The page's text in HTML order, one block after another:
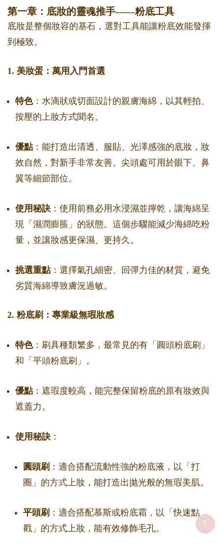
第一章：底妝的靈魂推手——粉底工具
底妝是整個妝容的基石，選對工具能讓粉底效能發揮
到極致。
1. 美妝蛋：萬用入門首選
特色：水滴狀或切面設計的親膚海綿，以其輕拍、
按壓的上妝方式聞名。
優點：能打造出清透、服貼、光澤感強的底妝，妝
效自然，對新手非常友善。尖頭處可用於眼下、鼻
翼等細節部位。
使用秘訣 ：使用前務必用水浸濕並擰乾，讓海綿呈
現「濕潤膨脹」的狀態。這個步驟能減少海綿吃粉
量，並讓妝感更保濕、更持久。
挑選重點：選擇氣孔細密、回彈力佳的材質，避免
劣質海綿導致膚況過敏。
2. 粉底刷：專業級無瑕妝感
特色：刷具種類繁多，最常見的有「圓頭粉底刷」
和「平頭粉底刷」。
優點：遮瑕度較高，能完整保留粉底的原有妝效與
遮蓋力。
使用秘訣 ：
圓頭刷 ：適合搭配流動性強的粉底液，以「打
圈」的方式上妝，能打造出拋光般的無瑕美肌。
平頭刷 ：適合搭配慕斯或粉底霜，以「快速點
戳」的方式上妝，能有效修飾毛孔。